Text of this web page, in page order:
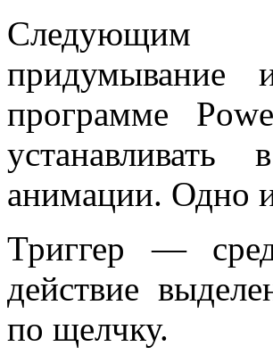
Следующим
придумывание
программе
анимации. Одно
Триггер —
действие
по щелчку.